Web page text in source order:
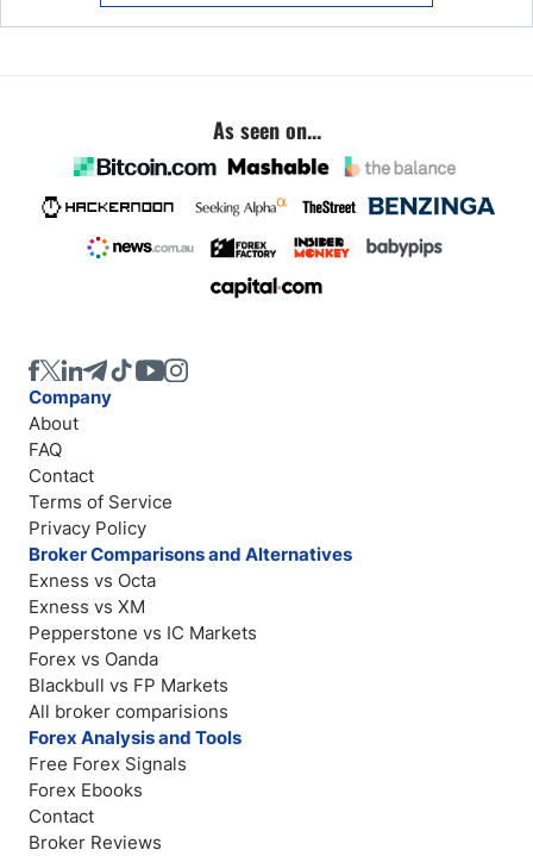
As seen on...
Company
About
FAQ
Contact
Terms of Service
Privacy Policy
Broker Comparisons and Alternatives
Exness vs Octa
Exness vs XM
Pepperstone vs IC Markets
Forex vs Oanda
Blackbull vs FP Markets
All broker comparisions
Forex Analysis and Tools
Free Forex Signals
Forex Ebooks
Contact
Broker Reviews